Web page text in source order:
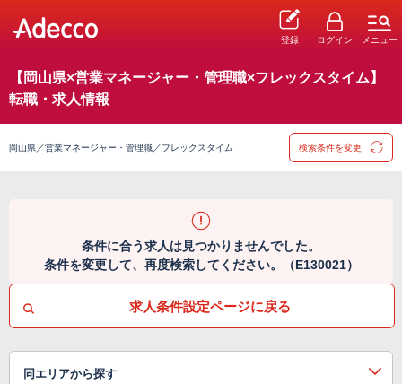
登録 ログイン メニュー
【岡山県×営業マネージャー・管理職×フレックスタイム】
転職・求人情報
岡山県／営業マネージャー・管理職／フレックスタイム 検索条件を変更
条件に合う求人は見つかりませんでした。
条件を変更して、再度検索してください。（E130021）
求人条件設定ページに戻る
同エリアから探す